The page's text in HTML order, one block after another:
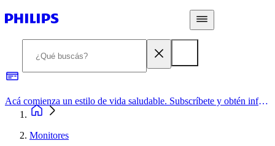
Acá comienza un estilo de vida saludable. Subscríbete y obtén información de primera mano
Monitores